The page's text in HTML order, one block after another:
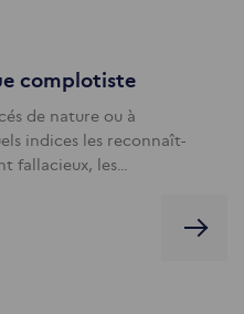
complotiste
de nature ou à
indices les reconnaît-
fallacieux, les…